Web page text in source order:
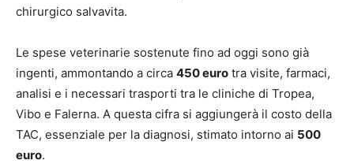
chirurgico salvavita.
Le spese veterinarie sostenute fino ad oggi sono già
ingenti, ammontando a circa 450 euro tra visite, farmaci,
analisi e i necessari trasporti tra le cliniche di Tropea,
Vibo e Falerna. A questa cifra si aggiungerà il costo della
TAC, essenziale per la diagnosi, stimato intorno ai 500
euro.